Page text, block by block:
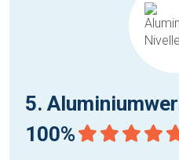
5.
100%